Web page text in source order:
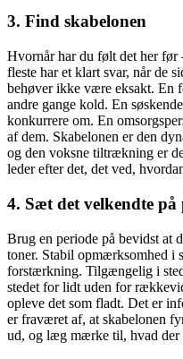
3. Find skabelonen
Hvornår har du følt det her
fleste har et klart svar, når de
behøver ikke være eksakt. En
andre gange kold. En
konkurrere om. En
af dem. Skabelonen er den
og den voksne tiltrækning er
leder efter det, det ved,
4. Sæt det velkendte på
Brug en periode på bevidst at
toner. Stabil opmærksomhed i
forstærkning. Tilgængelig i
stedet for lidt uden for
opleve det som fladt. Det er
er fraværet af, at skabelonen
ud, og læg mærke til, hvad der